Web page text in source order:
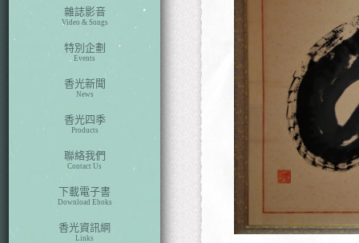
雜誌影音
Video & Songs
特別企劃
Events
香光新聞
News
香光四季
Products
聯絡我們
Contact Us
下載電子書
Download Eboks
香光資訊網
Links